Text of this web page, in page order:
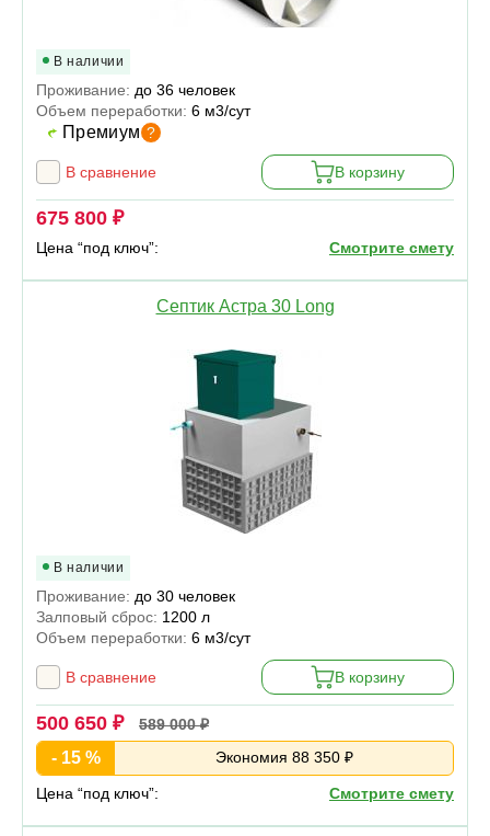
В наличии
Проживание: до 36 человек
Объем переработки: 6 м3/сут
Премиум ?
В сравнение В корзину
675 800 ₽
Цена “под ключ”: Смотрите смету
Септик Астра 30 Long
В наличии
Проживание: до 30 человек
Залповый сброс: 1200 л
Объем переработки: 6 м3/сут
В сравнение В корзину
500 650 ₽ 589 000 ₽
- 15 % Экономия 88 350 ₽
Цена “под ключ”: Смотрите смету